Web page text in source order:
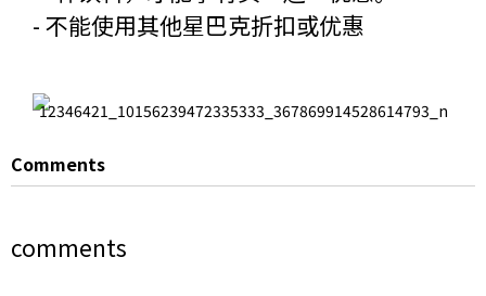
- 不能使用其他星巴克折扣或优惠
Comments
comments